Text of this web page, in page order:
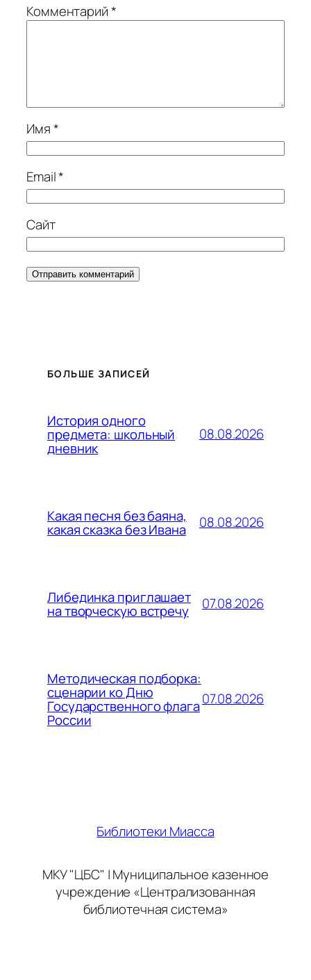
Комментарий*
Имя*
Email*
Сайт
БОЛЬШЕ ЗАПИСЕЙ
История одного
предмета: школьный
дневник
08.08.2026
Какая песня без баяна,
какая сказка без Ивана 08.08.2026
Либединка приглашает
на творческую встречу 07.08.2026
Методическая подборка:
сценарии ко Дню
Государственного флага
России
07.08.2026
Библиотеки Миасса
МКУ "ЦБС" | Муниципальное казенное
учреждение «Централизованная
библиотечная система»